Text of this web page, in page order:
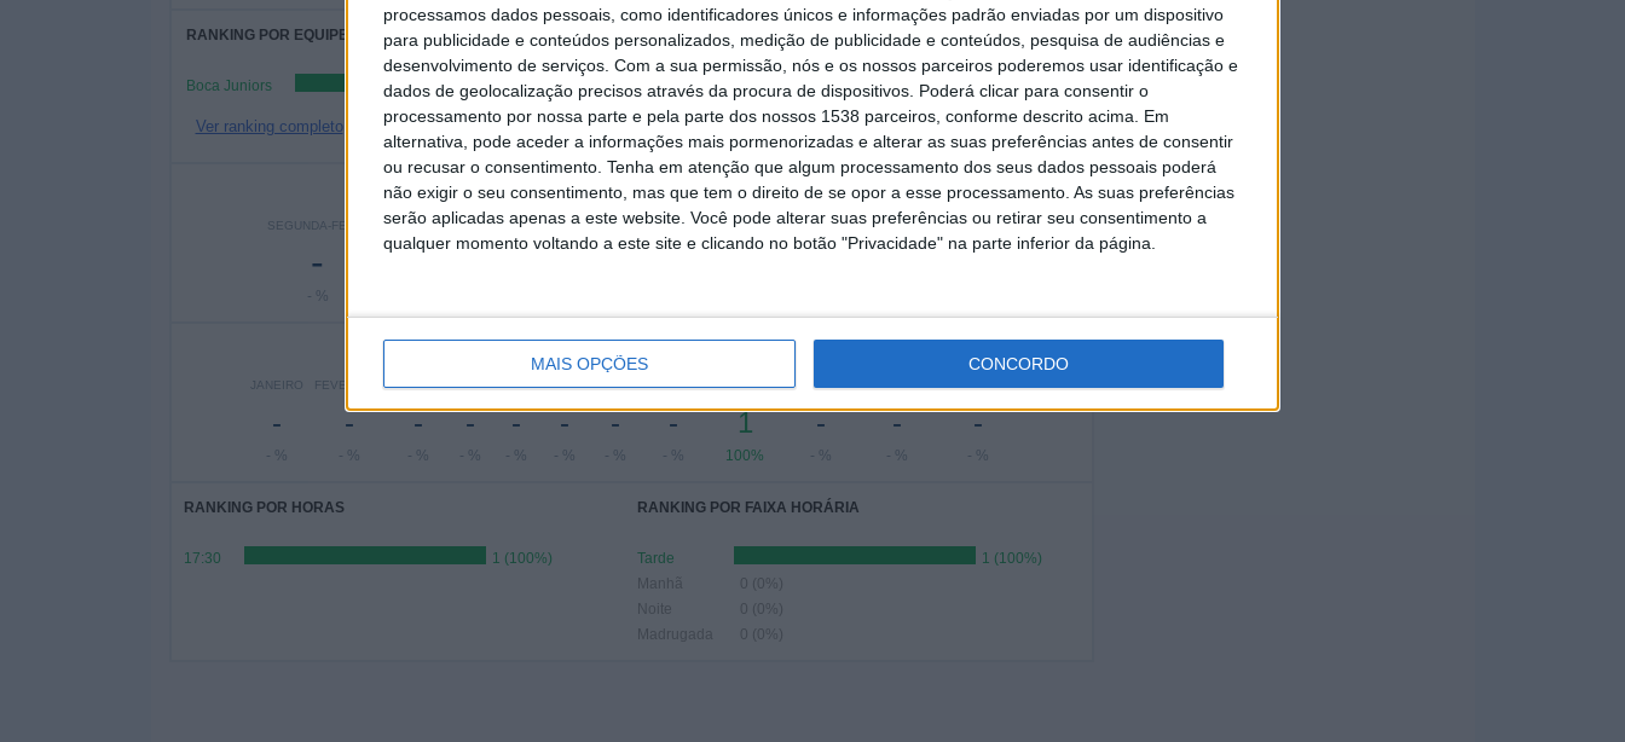
processamos dados pessoais, como identificadores únicos e informações padrão enviadas por um dispositivo
para publicidade e conteúdos personalizados, medição de publicidade e conteúdos, pesquisa de audiências e
desenvolvimento de serviços. Com a sua permissão, nós e os nossos parceiros poderemos usar identificação e
dados de geolocalização precisos através da procura de dispositivos. Poderá clicar para consentir o
processamento por nossa parte e pela parte dos nossos 1538 parceiros, conforme descrito acima. Em
alternativa, pode aceder a informações mais pormenorizadas e alterar as suas preferências antes de consentir
ou recusar o consentimento. Tenha em atenção que algum processamento dos seus dados pessoais poderá
não exigir o seu consentimento, mas que tem o direito de se opor a esse processamento. As suas preferências
serão aplicadas apenas a este website. Você pode alterar suas preferências ou retirar seu consentimento a
qualquer momento voltando a este site e clicando no botão "Privacidade" na parte inferior da página.
MAIS OPÇÕES CONCORDO
RANKING POR EQUIPES
Boca Juniors 1 (100%)
Ver ranking completo
RANKING POR COMPETIÇÕES
Copa Argentina 1 (100%)
Ver ranking completo
Nº DE PARTIDAS POR DIA DA SEMANA
SEGUNDA-FEIRA
-
- %
TERÇA-FEIRA
-
QUARTA-FEIRA
-
QUINTA-FEIRA
-
SEXTA-FEIRA
-
SÁBADO
-
DOMINGO
1
JANEIRO
-
- %
FEVEREIRO
-
- %
MARÇO
-
- %
ABRIL
-
- %
MAIO
-
- %
JUNHO
-
- %
JULHO
-
- %
AGOSTO
-
- %
SETEMBRO
1
100%
OUTUBRO
-
- %
-
- %
-
- %
RANKING POR HORAS
17:30 1 (100%)
RANKING POR FAIXA HORÁRIA
Tarde
1 (100%)
Manhã
0 (0%)
Noite
0 (0%)
Madrugada
0 (0%)